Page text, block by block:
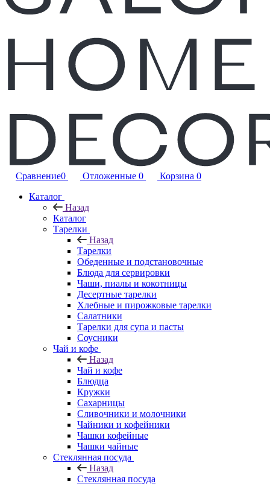
Сравнение0 Отложенные 0 Корзина 0
Каталог
Назад
Каталог
Тарелки
Назад
Тарелки
Обеденные и подстановочные
Блюда для сервировки
Чаши, пиалы и кокотницы
Десертные тарелки
Хлебные и пирожковые тарелки
Салатники
Тарелки для супа и пасты
Соусники
Чай и кофе
Назад
Чай и кофе
Блюдца
Кружки
Сахарницы
Сливочники и молочники
Чайники и кофейники
Чашки кофейные
Чашки чайные
Стеклянная посуда
Назад
Стеклянная посуда